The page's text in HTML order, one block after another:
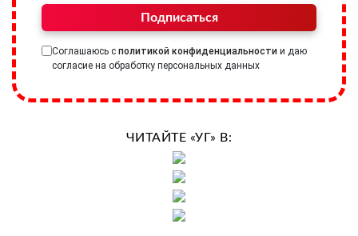
Подписаться
Соглашаюсь с политикой конфиденциальности и даю
согласие на обработку персональных данных
ЧИТАЙТЕ «УГ» В: